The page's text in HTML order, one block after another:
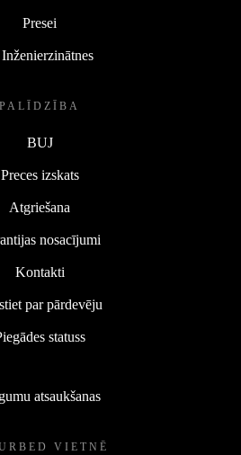
Presei
PALĪDZĪBA
BUJ
Preces izskats
Atgriešana
nosacījumi
Kontakti
par pārdevēju
statuss
atsaukšanas
VIETNĒ